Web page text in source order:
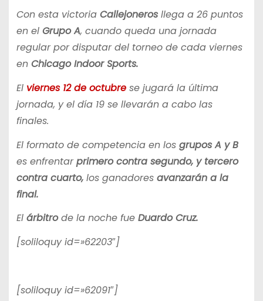
Con esta victoria Callejonerosllega a 26 puntos
en el Grupo A, cuando queda una jornada
regular por disputar del torneo de cada viernes
en Chicago Indoor Sports.
El viernes 12 de octubrese jugará la última
jornada, y el día 19 se llevarán a cabo las
finales.
El formato de competencia en los grupos A y B
es enfrentarprimero contra segundo, y tercero
contra cuarto,los ganadores avanzarán a la
final.
El árbitrode la noche fueDuardo Cruz.
[soliloquy id=»62203″]
[soliloquy id=»62091″]